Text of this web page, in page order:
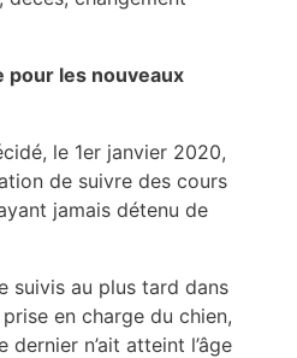
pour les nouveaux
le 1er janvier 2020,
de suivre des cours
jamais détenu de
suivis au plus tard dans
en charge du chien,
dernier n’ait atteint l’âge